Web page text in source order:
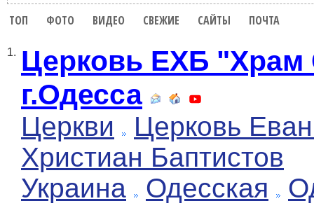
ТОП ФОТО ВИДЕО СВЕЖИЕ САЙТЫ ПОЧТА
1. Церковь ЕХБ "Храм
г.Одесса
Церкви
Церковь
Христиан Баптистов
Украина
Одесская